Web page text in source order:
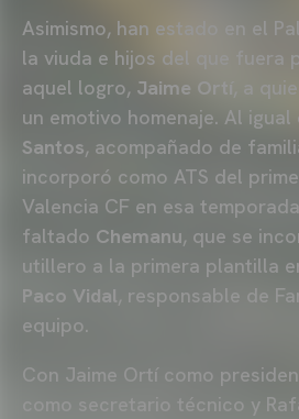
Asimismo, han estado en el
la viuda e hijos del que fuera
aquel logro, Jaime Ortí
, a
un emotivo homenaje. Al igual
Santos, acompañado de
incorporó como ATS del
Valencia CF en esa
faltado Chemanu, que se
utillero a la primera plantilla
Paco Vidal, responsable de
equipo.
Con Jaime Ortí como
como secretario técnico y